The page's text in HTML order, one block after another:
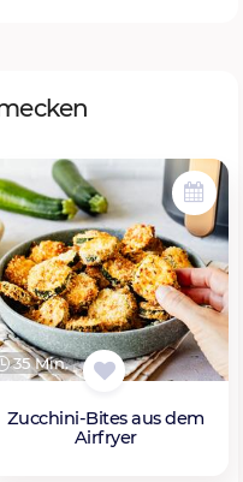
35 Min.
Zucchini-Bites aus dem
Airfryer